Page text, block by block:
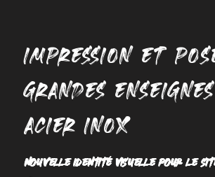
IMPRESSION ET
GRANDES
ACIER INOX
Nouvelle identité visuelle pour le